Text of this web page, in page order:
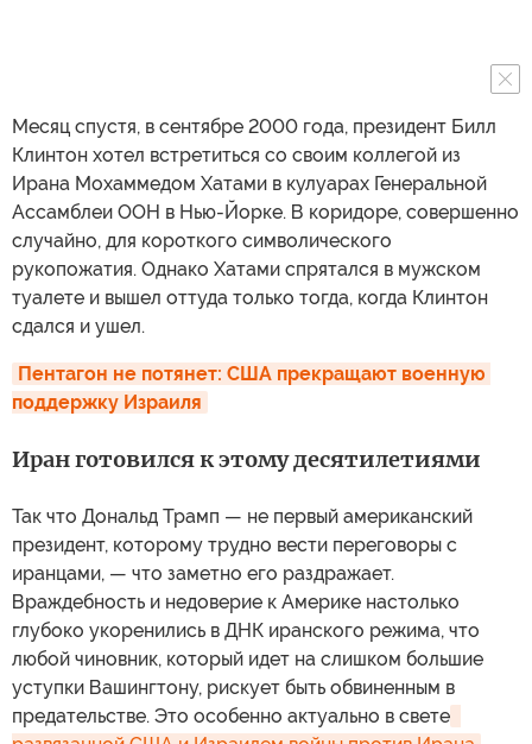
Месяц спустя, в сентябре 2000 года, президент Билл
Клинтон хотел встретиться со своим коллегой из
Ирана Мохаммедом Хатами в кулуарах Генеральной
Ассамблеи ООН в Нью-Йорке. В коридоре, совершенно
случайно, для короткого символического
рукопожатия. Однако Хатами спрятался в мужском
туалете и вышел оттуда только тогда, когда Клинтон
сдался и ушел.
Пентагон не потянет: США прекращают военную
поддержку Израиля
Иран готовился к этому десятилетиями
Так что Дональд Трамп — не первый американский
президент, которому трудно вести переговоры с
иранцами, — что заметно его раздражает.
Враждебность и недоверие к Америке настолько
глубоко укоренились в ДНК иранского режима, что
любой чиновник, который идет на слишком большие
уступки Вашингтону, рискует быть обвиненным в
предательстве. Это особенно актуально в свете